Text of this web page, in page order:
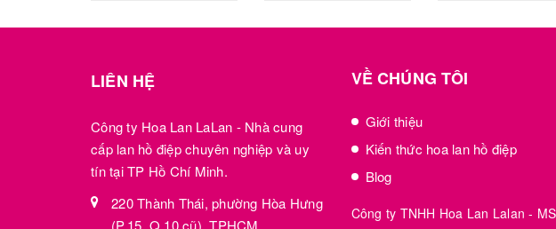
LIÊN HỆ
Công ty Hoa Lan LaLan - Nhà cung
cấp lan hồ điệp chuyên nghiệp và uy
tín tại TP Hồ Chí Minh.
220 Thành Thái, phường Hòa Hưng
(P.15, Q.10 cũ), TPHCM
VỀ CHÚNG TÔI
Giới thiệu
Kiến thức hoa lan hồ điệp
Blog
Công ty TNHH Hoa Lan Lalan -